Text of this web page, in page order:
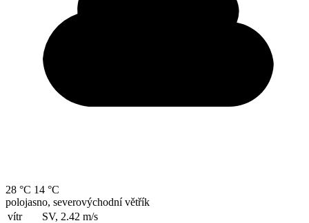
28 °C 14 °C
polojasno, severovýchodní větřík
vítr
SV, 2.42 m/s